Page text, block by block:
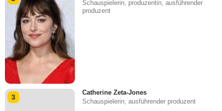
Schauspielerin, produzentin, ausführender
produzent
3
Catherine Zeta-Jones
Schauspielerin, ausführender produzent